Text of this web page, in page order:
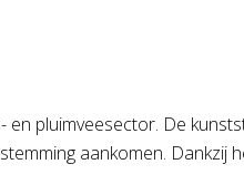
pluimveesector. De
aankomen. Dankzij